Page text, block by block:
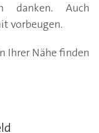
danken. Auch
vorbeugen.
Ihrer Nähe finden